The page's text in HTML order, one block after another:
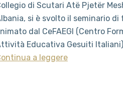
di Scutari Atë Pjetër
si è svolto il seminario di
dal CeFAEGI (Centro
Educativa Gesuiti
a leggere